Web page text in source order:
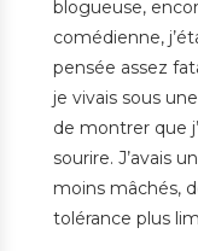
blogueuse,
comédienne,
pensée assez
je vivais sous
de montrer que
sourire. J’avais
moins mâchés,
tolérance plus